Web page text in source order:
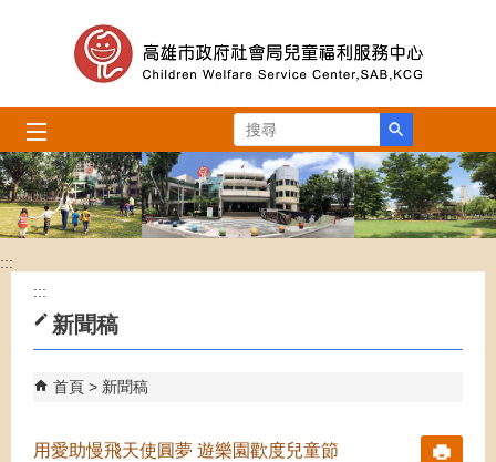
跳到主要內容區塊
搜尋
:::
:::
新聞稿
首頁 新聞稿
用愛助慢飛天使圓夢 遊樂園歡度兒童節